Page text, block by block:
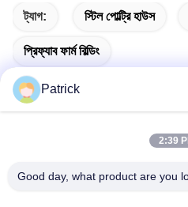
ট্যাগ: স্টিল পোল্ট্রি হাউস
প্রিফ্যাব ফার্ম বিল্ডিং
Patrick
2:39
Good day, what product are you